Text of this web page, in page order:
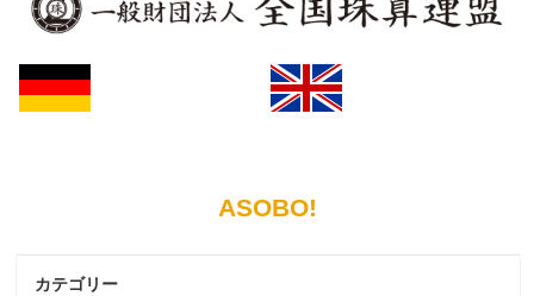
ASOBO!
カテゴリー